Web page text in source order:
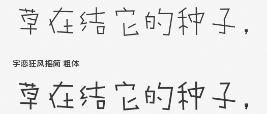
草在结它的种子
字恋狂风摇简 粗体
草在结它的种子